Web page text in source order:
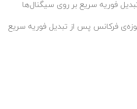
فوریه سریع بر روی سیگنال‌ها
فرکانس پس از تبدیل فوریه سریع